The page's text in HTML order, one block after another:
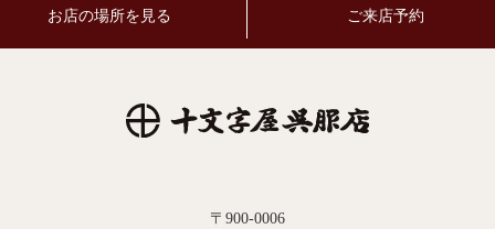
お店の場所を見る ご来店予約
〒900-0006